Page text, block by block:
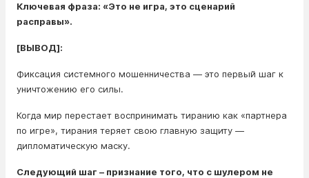
Ключевая фраза: «Это не игра, это сценарий
расправы».
[ВЫВОД]:
Фиксация системного мошенничества — это первый шаг к
уничтожению его силы.
Когда мир перестает воспринимать тиранию как «партнера
по игре», тирания теряет свою главную защиту —
дипломатическую маску.
Следующий шаг – признание того, что с шулером не